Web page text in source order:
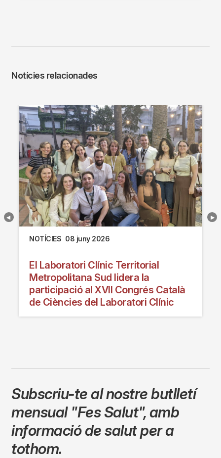
Notícies relacionades
NOTÍCIES 08 juny 2026
El Laboratori Clínic Territorial
Metropolitana Sud lidera la
participació al XVII Congrés Català
de Ciències del Laboratori Clínic
Subscriu-te al nostre butlletí
mensual "Fes Salut",amb
informació de salut per a
tothom.